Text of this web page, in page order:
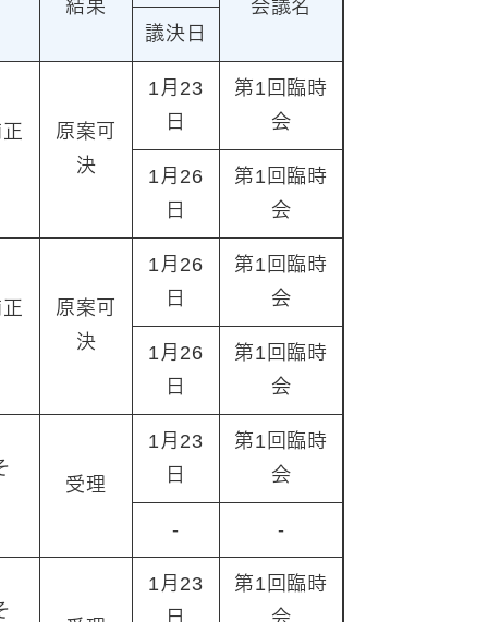
結果
会議名
議決日
原案可
決
1月23
日
第1回臨時
会
1月26
日
第1回臨時
会
原案可
決
1月26
日
第1回臨時
会
1月26
日
第1回臨時
会
受理
1月23
日
第1回臨時
会
- -
1月23
日
第1回臨時
会